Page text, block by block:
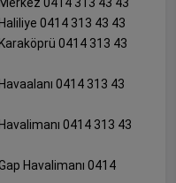
0414 313 43 43
0414 313 43
0414 313 43
0414 313 43
Havalimanı 0414